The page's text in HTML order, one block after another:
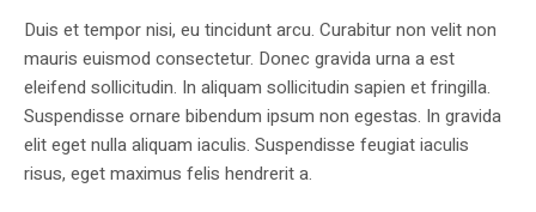
Duis et tempor nisi, eu tincidunt arcu. Curabitur non velit non
mauris euismod consectetur. Donec gravida urna a est
eleifend sollicitudin. In aliquam sollicitudin sapien et fringilla.
Suspendisse ornare bibendum ipsum non egestas. In gravida
elit eget nulla aliquam iaculis. Suspendisse feugiat iaculis
risus, eget maximus felis hendrerit a.